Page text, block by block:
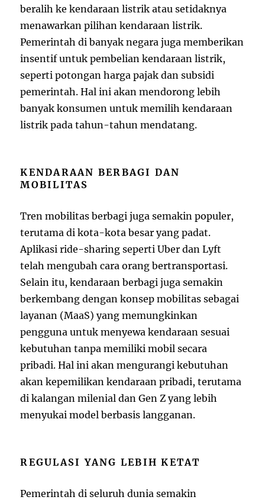
beralih ke kendaraan listrik atau setidaknya
menawarkan pilihan kendaraan listrik.
Pemerintah di banyak negara juga memberikan
insentif untuk pembelian kendaraan listrik,
seperti potongan harga pajak dan subsidi
pemerintah. Hal ini akan mendorong lebih
banyak konsumen untuk memilih kendaraan
listrik pada tahun-tahun mendatang.
KENDARAAN BERBAGI DAN
MOBILITAS
Tren mobilitas berbagi juga semakin populer,
terutama di kota-kota besar yang padat.
Aplikasi ride-sharing seperti Uber dan Lyft
telah mengubah cara orang bertransportasi.
Selain itu, kendaraan berbagi juga semakin
berkembang dengan konsep mobilitas sebagai
layanan (MaaS) yang memungkinkan
pengguna untuk menyewa kendaraan sesuai
kebutuhan tanpa memiliki mobil secara
pribadi. Hal ini akan mengurangi kebutuhan
akan kepemilikan kendaraan pribadi, terutama
di kalangan milenial dan Gen Z yang lebih
menyukai model berbasis langganan.
REGULASI YANG LEBIH KETAT
Pemerintah di seluruh dunia semakin